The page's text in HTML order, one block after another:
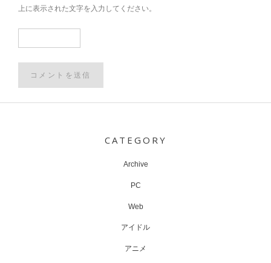
上に表示された文字を入力してください。
CATEGORY
Archive
PC
Web
アイドル
アニメ